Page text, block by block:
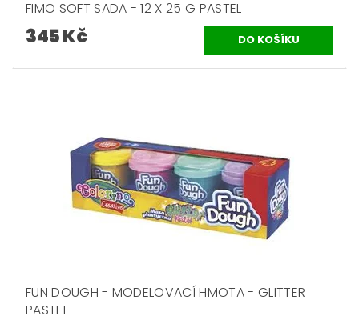
FIMO SOFT SADA - 12 X 25 G PASTEL
345 Kč
FUN DOUGH - MODELOVACÍ HMOTA - GLITTER
PASTEL